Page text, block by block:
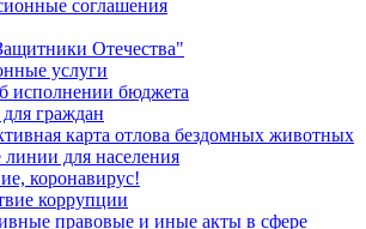
соглашения
Отечества"
услуги
исполнении бюджета
граждан
карта отлова бездомных животных
линии для населения
коронавирус!
коррупции
правовые и иные акты в сфере